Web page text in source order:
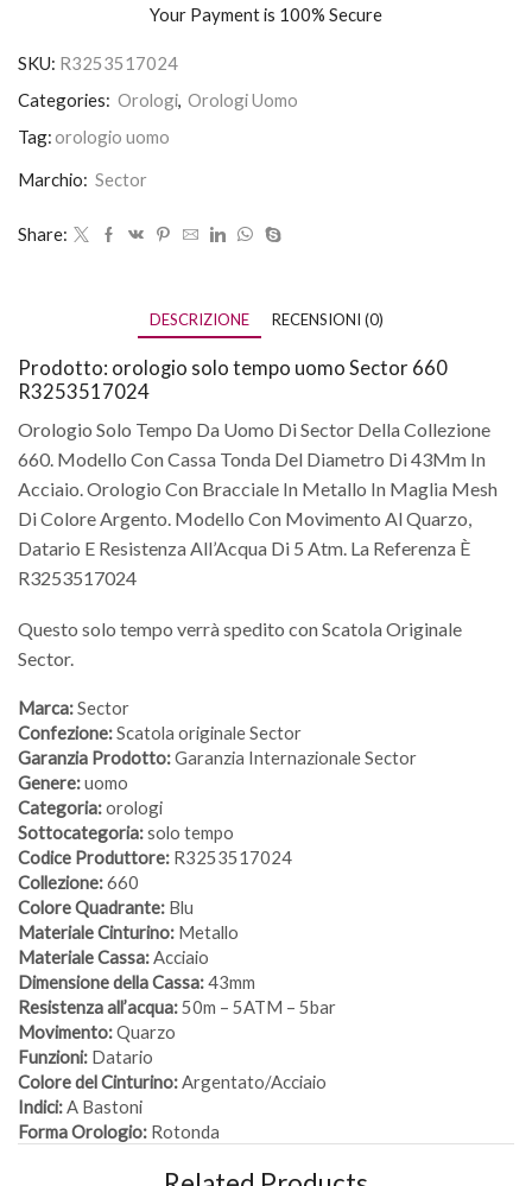
Your Payment is 100% Secure
SKU: R3253517024
Categories: Orologi, Orologi Uomo
Tag: orologio uomo
Marchio: Sector
Share:
DESCRIZIONE RECENSIONI (0)
Prodotto: orologio solo tempo uomo Sector 660
R3253517024
Orologio Solo Tempo Da Uomo Di Sector Della Collezione
660. Modello Con Cassa Tonda Del Diametro Di 43Mm In
Acciaio. Orologio Con Bracciale In Metallo In Maglia Mesh
Di Colore Argento. Modello Con Movimento Al Quarzo,
Datario E Resistenza All’Acqua Di 5 Atm. La Referenza È
R3253517024
Questo solo tempo verrà spedito con Scatola Originale
Sector.
Marca:Sector
Confezione:Scatola originale Sector
Garanzia Prodotto:Garanzia Internazionale Sector
Genere:uomo
Categoria:orologi
Sottocategoria:solo tempo
Codice Produttore: R3253517024
Collezione:660
Colore Quadrante: Blu
Materiale Cinturino: Metallo
Materiale Cassa:Acciaio
Dimensione della Cassa:43mm
Resistenza all’acqua:50m – 5ATM – 5bar
Movimento:Quarzo
Funzioni: Datario
Colore del Cinturino:Argentato/Acciaio
Indici:A Bastoni
Forma Orologio: Rotonda